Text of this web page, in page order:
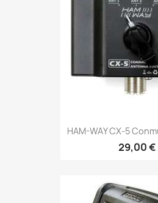
HAM-WAY CX-5
29,00 €